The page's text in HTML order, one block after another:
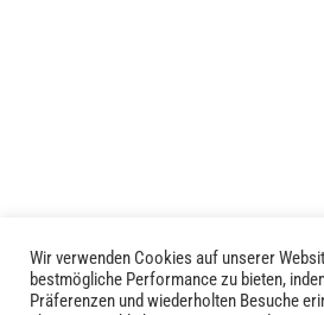
LIVID © 2024
Wir verwenden Cookies auf unserer
bestmögliche Performance zu bieten,
Präferenzen und wiederholten Besuche